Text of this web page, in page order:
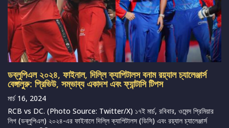
ডব্লুপিএল ২০২৪, ফাইনাল, দিল্লি ক্যাপিটালস বনাম রয়্যাল চ্যালেঞ্জার্স
বেঙ্গালুরু: প্রিভিউ, সম্ভাব্য একাদশ এবং ফ্যান্টাসি টিপস
মার্চ 16, 2024
RCB vs DC. (Photo Source: Twitter/X) ১৭ই মার্চ, রবিবার, ওমেন্স প্রিমিয়ার
লিগ (ডব্লুপিএল) ২০২৪-এর ফাইনালে দিল্লি ক্যাপিটালস (ডিসি) এবং রয়্যাল চ্যালেঞ্জার্স